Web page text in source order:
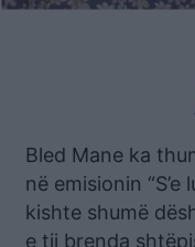
Bled Mane ka
në emisionin
kishte shumë
e tij brenda